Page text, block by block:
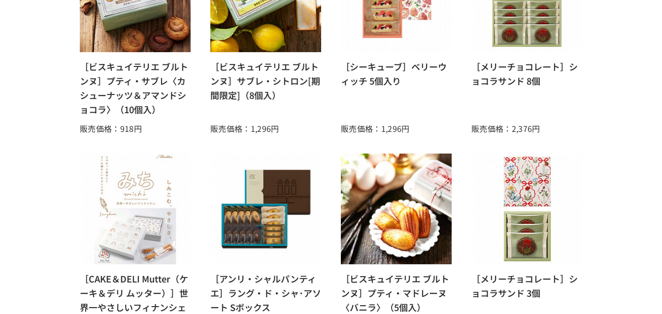
［ビスキュイテリエ ブルト
ンヌ］プティ・サブレ〈カ
シューナッツ＆アマンドシ
ョコラ〉（10個入）
販売価格：918円
［ビスキュイテリエ ブルト
ンヌ］サブレ・シトロン[期
間限定]（8個入）
販売価格：1,296円
［シーキューブ］ベリーウ
ィッチ 5個入り
販売価格：1,296円
［メリーチョコレート］シ
ョコラサンド 8個
販売価格：2,376円
［CAKE＆DELI Mutter（ケ
ーキ＆デリ ムッター）］世
界一やさしいフィナンシェ
［アンリ・シャルパンティ
エ］ラング・ド・シャ･アソ
ート Sボックス
［ビスキュイテリエ ブルト
ンヌ］プティ・マドレーヌ
〈バニラ〉（5個入）
［メリーチョコレート］シ
ョコラサンド 3個